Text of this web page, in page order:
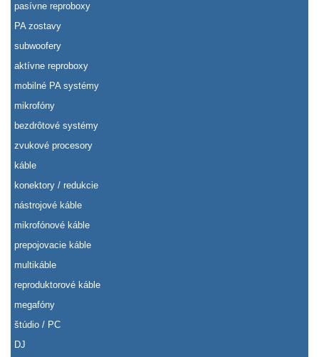
pasívne reproboxy
PA zostavy
subwoofery
aktívne reproboxy
mobilné PA systémy
mikrofóny
bezdrôtové systémy
zvukové procesory
káble
konektory / redukcie
nástrojové káble
mikrofónové káble
prepojovacie káble
multikáble
reproduktorové káble
megafóny
štúdio / PC
DJ